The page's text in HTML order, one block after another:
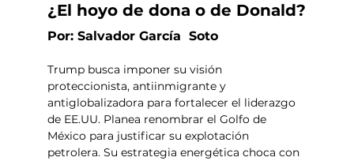
¿El hoyo de dona o de Donald?
Por: Salvador García  Soto
Trump busca imponer su visión
proteccionista, antiinmigrante y
antiglobalizadora para fortalecer el liderazgo
de EE.UU. Planea renombrar el Golfo de
México para justificar su explotación
petrolera. Su estrategia energética choca con